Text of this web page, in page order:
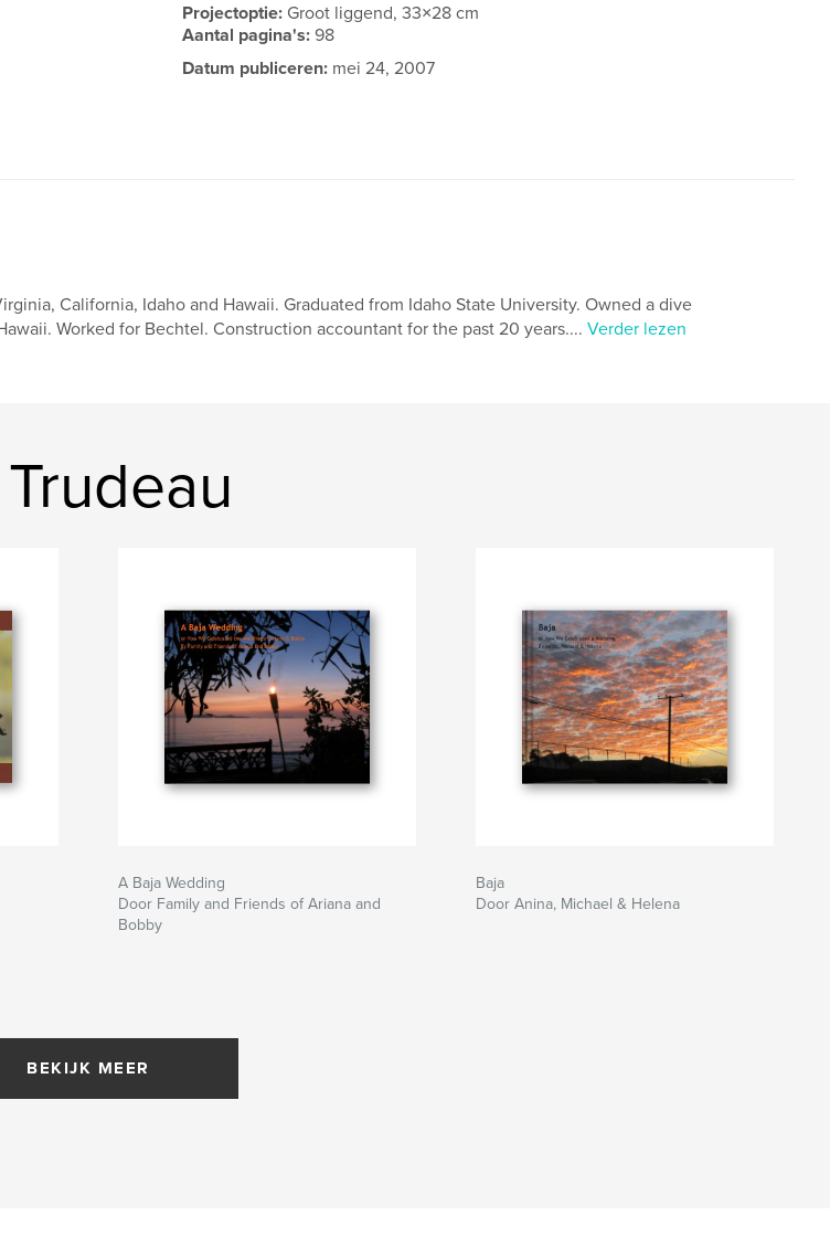
Projectoptie: Groot liggend, 33×28 cm
Aantal pagina's:98
Datum publiceren: mei 24, 2007
California, Idaho and Hawaii. Graduated from Idaho State University. Owned a dive
Worked for Bechtel. Construction accountant for the past 20 years.... Verder lezen
A Baja Wedding
Door Family and Friends of Ariana and
Bobby
Baja
Door Anina, Michael & Helena
BEKIJK MEER